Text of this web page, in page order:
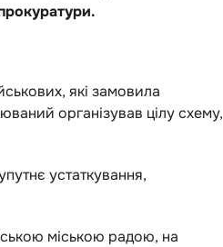
які замовила
організував цілу схему,
устаткування,
міською радою, на